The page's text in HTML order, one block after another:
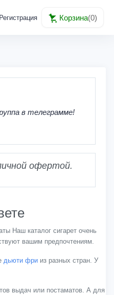
Регистрация Корзина(0)
в телеграмме!
офертой.
Наш каталог сигарет очень
вашим предпочтениям.
дьюти фри из разных стран. У
выдач или постаматов. А для